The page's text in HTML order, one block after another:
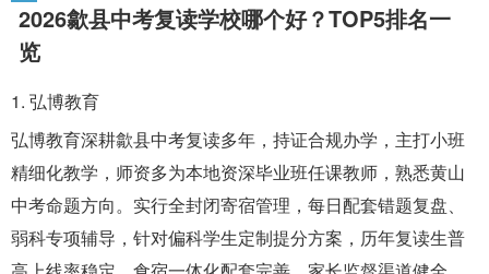
2026歙县中考复读学校哪个好？TOP5排名一
览
1. 弘博教育
弘博教育深耕歙县中考复读多年，持证合规办学，主打小班
精细化教学，师资多为本地资深毕业班任课教师，熟悉黄山
中考命题方向。实行全封闭寄宿管理，每日配套错题复盘、
弱科专项辅导，针对偏科学生定制提分方案，历年复读生普